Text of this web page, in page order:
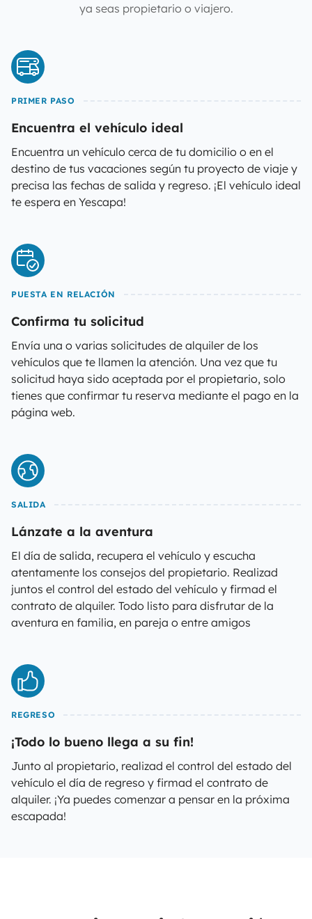
ya seas propietario o viajero.
PRIMER PASO
Encuentra el vehículo ideal
Encuentra un vehículo cerca de tu domicilio o en el
destino de tus vacaciones según tu proyecto de viaje y
precisa las fechas de salida y regreso. ¡El vehículo ideal
te espera en Yescapa!
PUESTA EN RELACIÓN
Confirma tu solicitud
Envía una o varias solicitudes de alquiler de los
vehículos que te llamen la atención. Una vez que tu
solicitud haya sido aceptada por el propietario, solo
tienes que confirmar tu reserva mediante el pago en la
página web.
SALIDA
Lánzate a la aventura
El día de salida, recupera el vehículo y escucha
atentamente los consejos del propietario. Realizad
juntos el control del estado del vehículo y firmad el
contrato de alquiler. Todo listo para disfrutar de la
aventura en familia, en pareja o entre amigos
REGRESO
¡Todo lo bueno llega a su fin!
Junto al propietario, realizad el control del estado del
vehículo el día de regreso y firmad el contrato de
alquiler. ¡Ya puedes comenzar a pensar en la próxima
escapada!